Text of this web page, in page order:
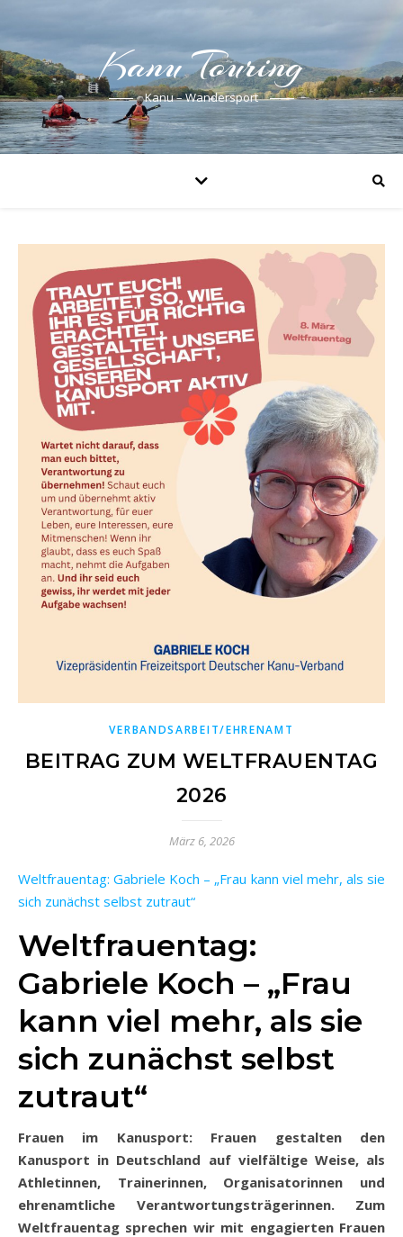
Kanu Touring
Kanu – Wandersport
VERBANDSARBEIT/EHRENAMT
BEITRAG ZUM WELTFRAUENTAG
2026
März 6, 2026
Weltfrauentag: Gabriele Koch – „Frau kann viel mehr, als sie
sich zunächst selbst zutraut“
Weltfrauentag:
Gabriele Koch – „Frau
kann viel mehr, als sie
sich zunächst selbst
zutraut“
Frauen im Kanusport: Frauen gestalten den
Kanusport in Deutschland auf vielfältige Weise, als
Athletinnen, Trainerinnen, Organisatorinnen und
ehrenamtliche Verantwortungsträgerinnen. Zum
Weltfrauentag sprechen wir mit engagierten Frauen